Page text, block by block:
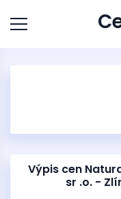
Výpis cen
sr .o. -